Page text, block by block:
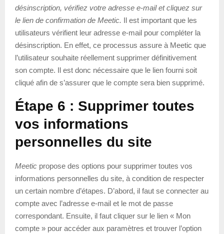
désinscription, vérifiez votre adresse e-mail et cliquez sur
le lien de confirmation de Meetic. Il est important que les
utilisateurs vérifient leur adresse e-mail pour compléter la
désinscription. En effet, ce processus assure à Meetic que
l’utilisateur souhaite réellement supprimer définitivement
son compte. Il est donc nécessaire que le lien fourni soit
cliqué afin de s’assurer que le compte sera bien supprimé.
Étape 6 : Supprimer toutes
vos informations
personnelles du site
Meetic propose des options pour supprimer toutes vos
informations personnelles du site, à condition de respecter
un certain nombre d’étapes. D’abord, il faut se connecter au
compte avec l’adresse e-mail et le mot de passe
correspondant. Ensuite, il faut cliquer sur le lien « Mon
compte » pour accéder aux paramètres et trouver l’option